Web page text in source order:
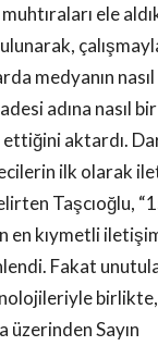
ele
medyanın
adına nasıl
aktardı.
ilk olarak
Taşcıoğlu,
en kıymetli
Fakat
üzerinden Sayın